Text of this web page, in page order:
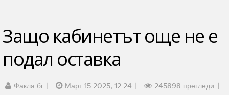
Защо кабинетът още не е
подал оставка
Факла.бг Март 15 2025, 12:24
245898 прегледи